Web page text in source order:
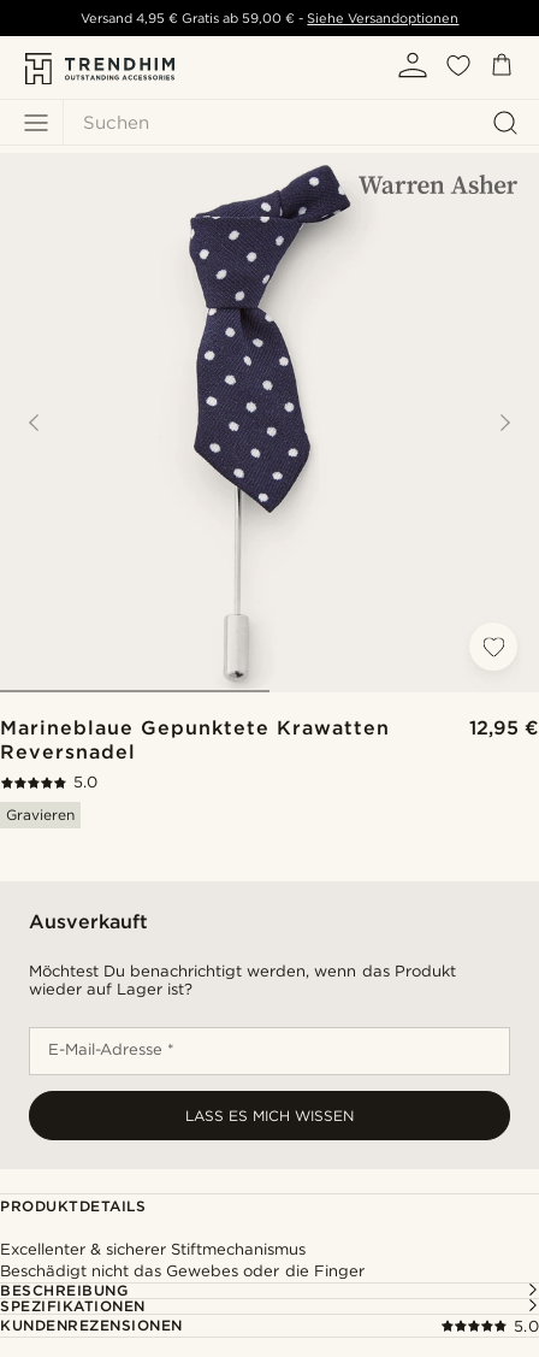
Suchen
Versand 4,95 € Gratis ab 59,00 € - Siehe Versandoptionen
Marineblaue Gepunktete Krawatten
Reversnadel
12,95 €
5.0
Gravieren
Ausverkauft
Möchtest Du benachrichtigt werden, wenn das Produkt
wieder auf Lager ist?
E-Mail-Adresse *
LASS ES MICH WISSEN
PRODUKTDETAILS
Excellenter & sicherer Stiftmechanismus
Beschädigt nicht das Gewebes oder die Finger
BESCHREIBUNG
SPEZIFIKATIONEN
KUNDENREZENSIONEN
5.0